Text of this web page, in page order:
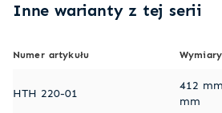
Inne warianty z tej serii
Numer artykułu
HTH 220-01
412
mm